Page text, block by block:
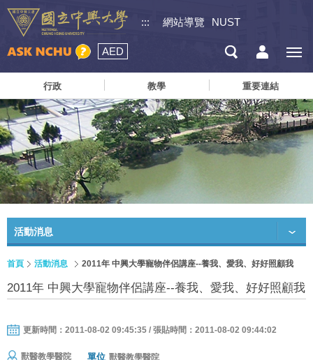
::: 網站導覽 NUST
AED
行政 教學 重要連結
活動消息
首頁 活動消息 2011年 中興大學寵物伴侶講座--養我、愛我、好好照顧我
2011年 中興大學寵物伴侶講座--養我、愛我、好好照顧我
更新時間：2011-08-02 09:45:35 / 張貼時間：2011-08-02 09:44:02
獸醫教學醫院 單位 獸醫教學醫院